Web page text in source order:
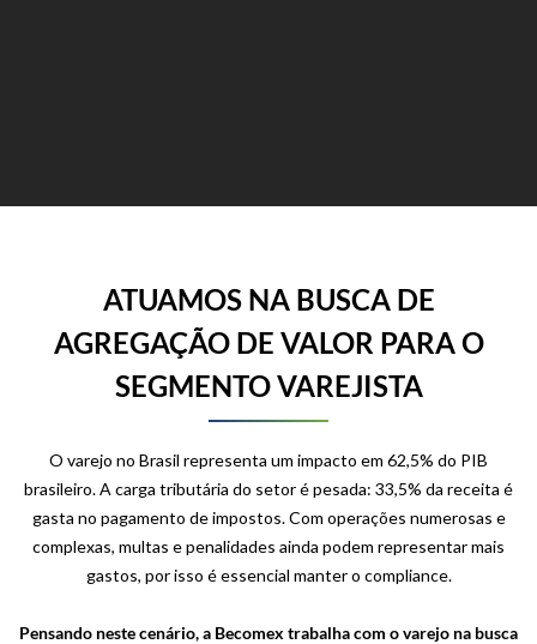
ATUAMOS NA BUSCA DE
AGREGAÇÃO DE VALOR PARA O
SEGMENTO VAREJISTA
O varejo no Brasil representa um impacto em 62,5% do PIB
brasileiro. A carga tributária do setor é pesada: 33,5% da receita é
gasta no pagamento de impostos. Com operações numerosas e
complexas, multas e penalidades ainda podem representar mais
gastos, por isso é essencial manter o compliance.
Pensando neste cenário, a Becomex trabalha com o varejo na busca